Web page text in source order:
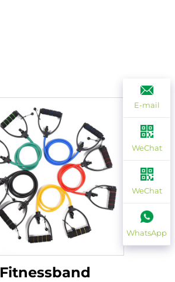
Fitnessband
E-mail
WeChat
WeChat
WhatsApp